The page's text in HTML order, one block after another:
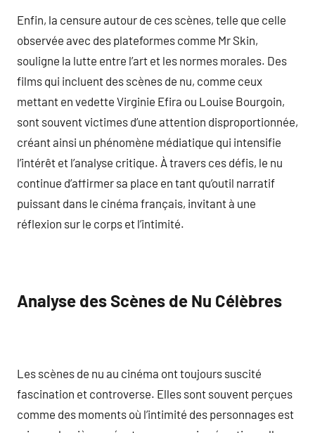
Enfin, la censure autour de ces scènes, telle que celle
observée avec des plateformes comme Mr Skin,
souligne la lutte entre l’art et les normes morales. Des
films qui incluent des scènes de nu, comme ceux
mettant en vedette Virginie Efira ou Louise Bourgoin,
sont souvent victimes d’une attention disproportionnée,
créant ainsi un phénomène médiatique qui intensifie
l’intérêt et l’analyse critique. À travers ces défis, le nu
continue d’affirmer sa place en tant qu’outil narratif
puissant dans le cinéma français, invitant à une
réflexion sur le corps et l’intimité.
Analyse des Scènes de Nu Célèbres
Les scènes de nu au cinéma ont toujours suscité
fascination et controverse. Elles sont souvent perçues
comme des moments où l’intimité des personnages est